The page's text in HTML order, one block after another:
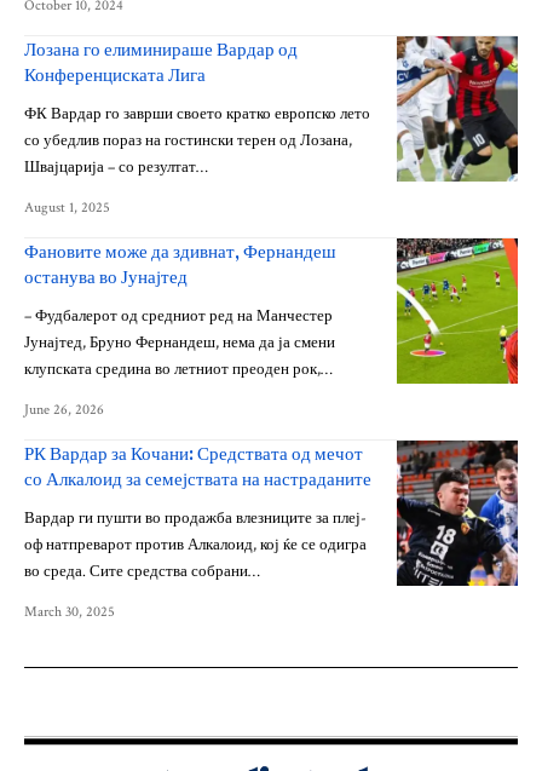
October 10, 2024
Лозана го елиминираше Вардар од
Конференциската Лига
ФК Вардар го заврши своето кратко европско лето
со убедлив пораз на гостински терен од Лозана,
Швајцарија – со резултат…
August 1, 2025
Фановите може да здивнат, Фернандеш
останува во Јунајтед
– Фудбалерот од средниот ред на Манчестер
Јунајтед, Бруно Фернандеш, нема да ја смени
клупската средина во летниот преоден рок,…
June 26, 2026
РК Вардар за Кочани: Средствата од мечот
со Алкалоид за семејствата на настраданите
Вардар ги пушти во продажба влезниците за плеј-
оф натпреварот против Алкалоид, кој ќе се одигра
во среда. Сите средства собрани…
March 30, 2025